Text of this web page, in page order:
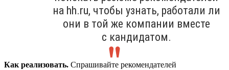
на hh.ru, чтобы узнать, работали ли
они в той же компании вместе
с кандидатом.
Как реализовать. Спрашивайте рекомендателей